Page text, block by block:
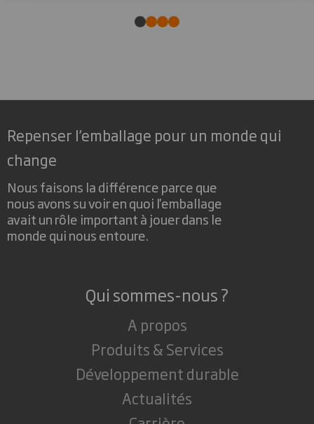
Repenser l’emballage pour un monde qui
change
Nous faisons la différence parce que
nous avons su voir en quoi l'emballage
avait un rôle important à jouer dans le
monde qui nous entoure.
Qui sommes-nous ?
A propos
Produits & Services
Développement durable
Actualités